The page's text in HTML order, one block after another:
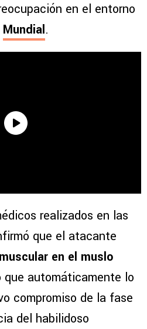
en el entorno
Mundial.
realizados en las
que el atacante
en el muslo
que automáticamente lo
compromiso de la fase
del habilidoso